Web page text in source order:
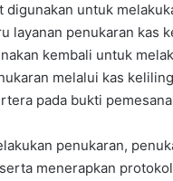
digunakan untuk
layanan penukaran kas
kembali untuk
melalui kas
pada bukti
penukaran,
menerapkan